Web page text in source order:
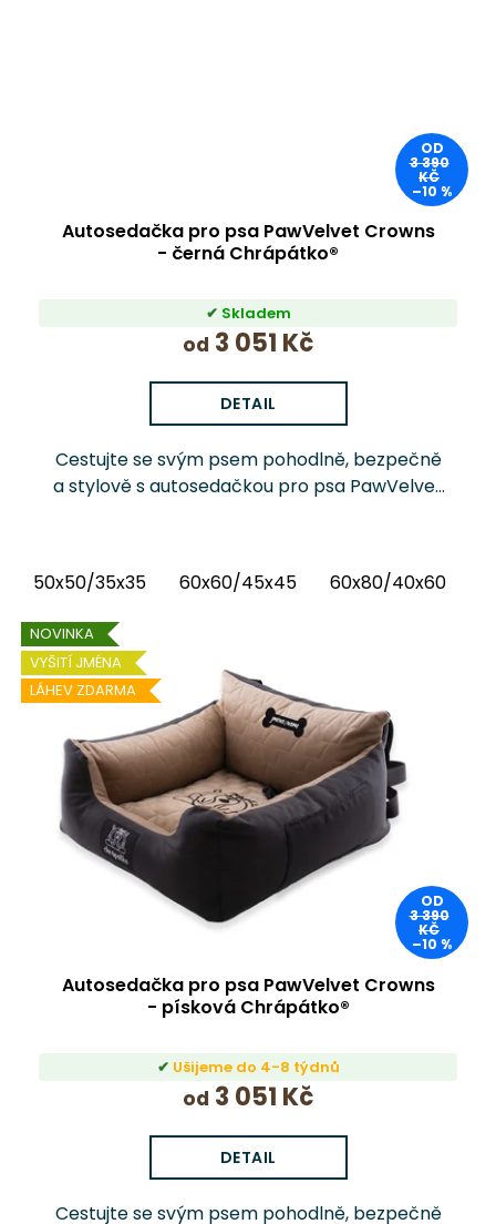
OD
3 390
KČ
–10 %
Autosedačka pro psa PawVelvet Crowns
- černá Chrápátko®
Skladem
od 3 051 Kč
DETAIL
Cestujte se svým psem pohodlně, bezpečně
a stylově s autosedačkou pro psa PawVelvet
látku...
50x50/35x35 60x60/45x45 60x80/40x60
NOVINKA
VYŠITÍ JMÉNA
LÁHEV ZDARMA
OD
3 390
KČ
–10 %
Autosedačka pro psa PawVelvet Crowns
- písková Chrápátko®
Ušijeme do 4-8 týdnů
od 3 051 Kč
DETAIL
Cestujte se svým psem pohodlně, bezpečně